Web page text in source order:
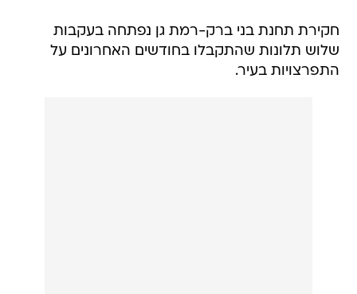
חקירת תחנת בני ברק-רמת גן נפתחה בעקבות
שלוש תלונות שהתקבלו בחודשים האחרונים על
התפרצויות בעיר.